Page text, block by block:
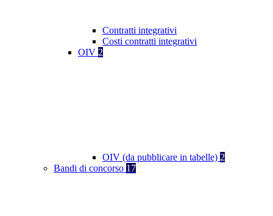
Contratti integrativi
Costi contratti integrativi
OIV 2
OIV (da pubblicare in tabelle) 2
Bandi di concorso 17